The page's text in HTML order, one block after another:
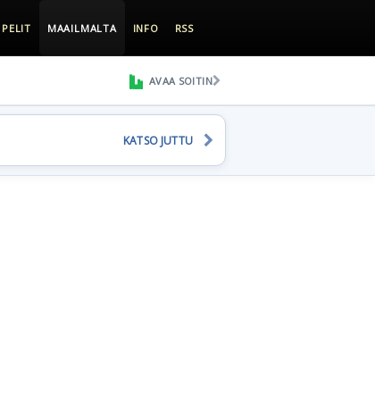
PELIT MAAILMALTA INFO RSS
AVAA SOITIN
KATSO JUTTU